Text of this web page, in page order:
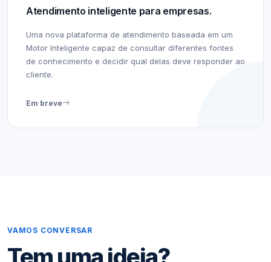
Atendimento inteligente para empresas.
Uma nova plataforma de atendimento baseada em um
Motor Inteligente capaz de consultar diferentes fontes
de conhecimento e decidir qual delas deve responder ao
cliente.
Em breve
VAMOS CONVERSAR
Tem uma ideia?